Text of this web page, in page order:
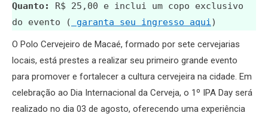
Quanto:
R$ 25,00
e inclui um copo exclusivo
do evento (
garanta seu ingresso aqui)
O Polo Cervejeiro de Macaé, formado por sete cervejarias
locais, está prestes a realizar seu primeiro grande evento
para promover e fortalecer a cultura cervejeira na cidade. Em
celebração ao Dia Internacional da Cerveja, o 1º IPA Day será
realizado no dia 03 de agosto, oferecendo uma experiência